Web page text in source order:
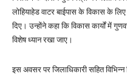
लोहियाहेड वाटर बाईपास के विकास के
दिए। उन्होंने कहा कि विकास कार्यों में
विशेष ध्यान रखा जाए।
इस अवसर पर जिलाधिकारी सहित